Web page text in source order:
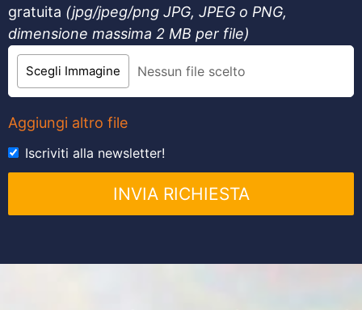
gratuita (jpg/jpeg/png JPG, JPEG o PNG,
dimensione massima 2 MB per file)
Scegli Immagine Nessun file scelto
Aggiungi altro file
Iscriviti alla newsletter!
INVIA RICHIESTA